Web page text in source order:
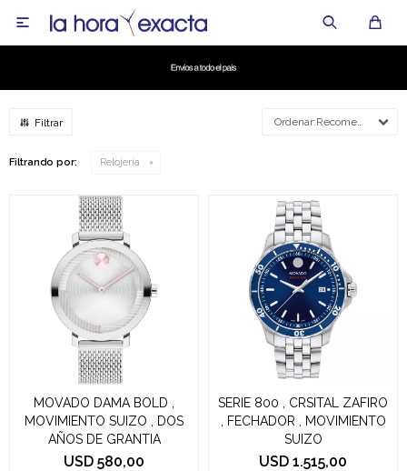

Recomendados
Filtrando por: Relojería
MOVADO DAMA BOLD ,
MOVIMIENTO SUIZO , DOS
AÑOS DE GRANTIA
USD 580,00
SERIE 800 , CRSITAL ZAFIRO
, FECHADOR , MOVIMIENTO
SUIZO
USD 1.515,00